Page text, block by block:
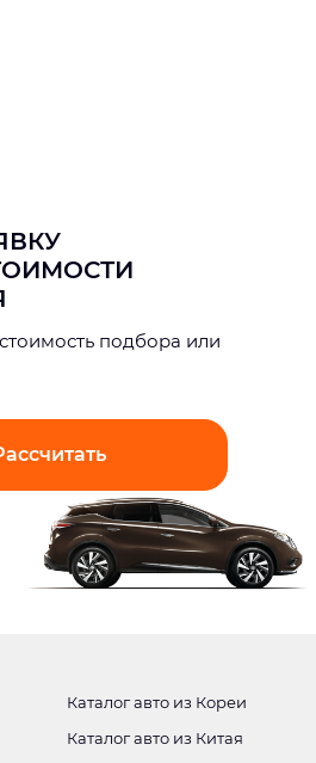
подбора или
Каталог авто из Кореи
Каталог авто из Китая